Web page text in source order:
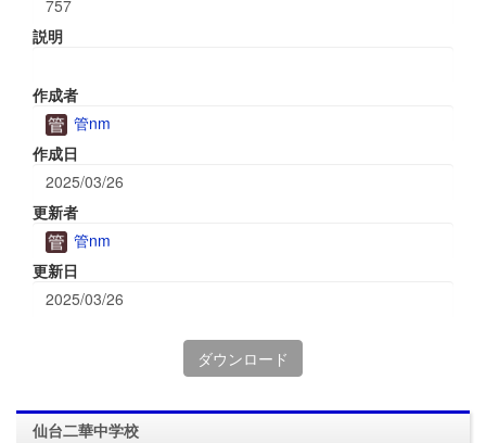
757
説明
作成者
管nm
作成日
2025/03/26
更新者
管nm
更新日
2025/03/26
ダウンロード
仙台二華中学校